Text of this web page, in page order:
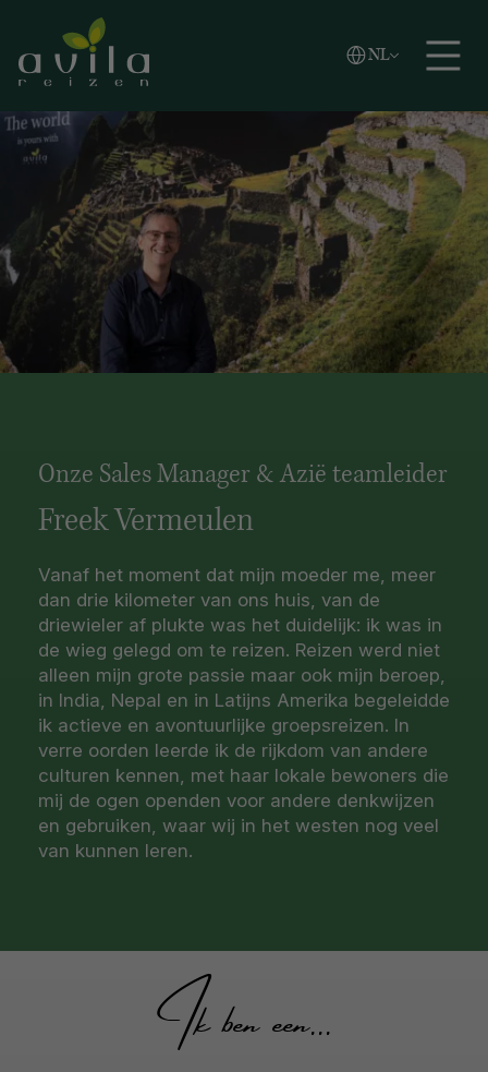
Zoeken
NL
Vlaams
English
Onze Sales Manager & Azië teamleider
Freek Vermeulen
Vanaf het moment dat mijn moeder me, meer
dan drie kilometer van ons huis, van de
driewieler af plukte was het duidelijk: ik was in
de wieg gelegd om te reizen. Reizen werd niet
alleen mijn grote passie maar ook mijn beroep,
in India, Nepal en in Latijns Amerika begeleidde
ik actieve en avontuurlijke groepsreizen. In
verre oorden leerde ik de rijkdom van andere
culturen kennen, met haar lokale bewoners die
mij de ogen openden voor andere denkwijzen
en gebruiken, waar wij in het westen nog veel
van kunnen leren.
Ik ben een...